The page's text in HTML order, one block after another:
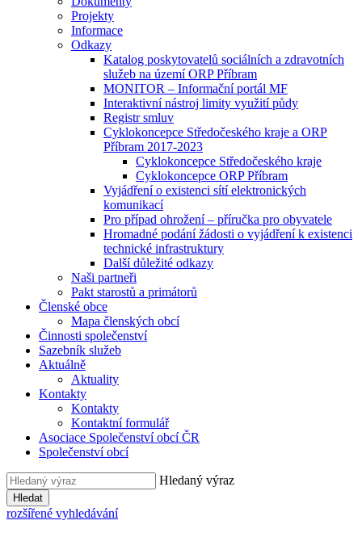
Projekty
Informace
Odkazy
Katalog poskytovatelů sociálních a zdravotních
služeb na území ORP Příbram
MONITOR – Informační portál MF
Interaktivní nástroj limity využití půdy
Registr smluv
Cyklokoncepce Středočeského kraje a ORP
Příbram 2017-2023
Cyklokoncepce Středočeského kraje
Cyklokoncepce ORP Příbram
Vyjádření o existenci sítí elektronických
komunikací
Pro případ ohrožení – příručka pro obyvatele
Hromadné podání žádosti o vyjádření k existenci
technické infrastruktury
Další důležité odkazy
Naši partneři
Pakt starostů a primátorů
Členské obce
Mapa členských obcí
Činnosti společenství
Sazebník služeb
Aktuálně
Aktuality
Kontakty
Kontakty
Kontaktní formulář
Asociace Společenství obcí ČR
Společenství obcí
Hledaný výraz
Hledat
rozšířené vyhledávání